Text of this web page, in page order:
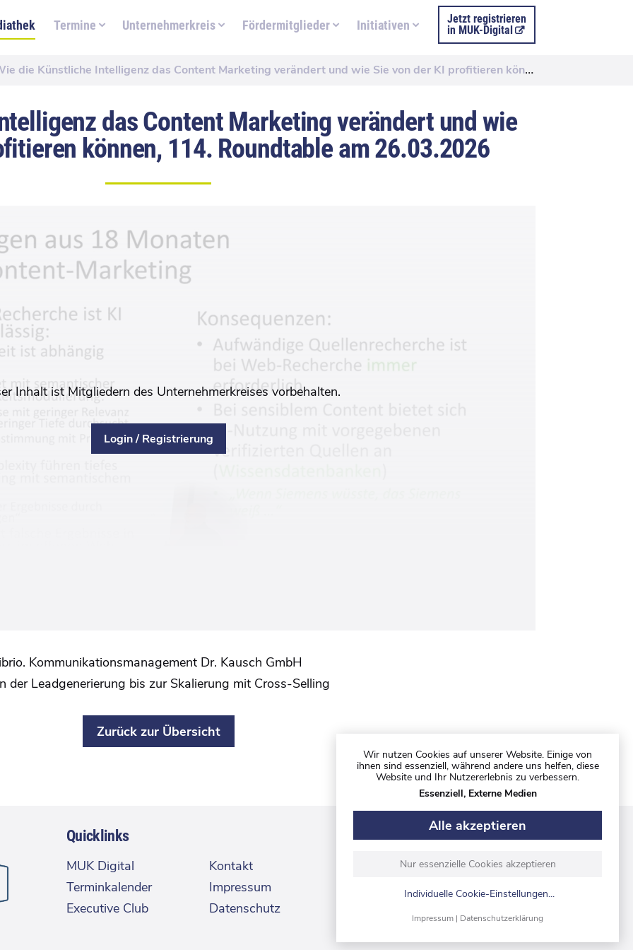
Wir nutzen Cookies auf unserer Website. Einige von
ihnen sind essenziell, während andere uns helfen, diese
Website und Ihr Nutzererlebnis zu verbessern.
Essenziell, Externe Medien
Nur essenzielle Cookies akzeptieren
Alle akzeptieren
Individuelle Cookie-Einstellungen...
Impressum | Datenschutzerklärung
Termine Unternehmerkreis Fördermitglieder Initiativen
Jetzt registrieren
in MUK-Digital
die Künstliche Intelligenz das Content Marketing verändert und wie Sie von der KI profitieren können, 114. Roundtable am 26.03.2026
das Content Marketing verändert und wie
können, 114. Roundtable am 26.03.2026
Inhalt ist Mitgliedern des Unternehmerkreises vorbehalten.
Login / Registrierung
Kommunikationsmanagement Dr. Kausch GmbH
Leadgenerierung bis zur Skalierung mit Cross-Selling
Zurück zur Übersicht
Quicklinks
MUK Digital
Terminkalender
Executive Club
Kontakt
Impressum
Datenschutz
Folgen Sie uns auf